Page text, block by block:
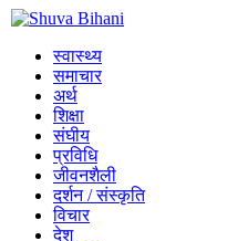
स्वास्थ्य
समाचार
अर्थ
शिक्षा
संघीय
प्रविधि
जीवनशैली
दर्शन / संस्कृति
विचार
देश